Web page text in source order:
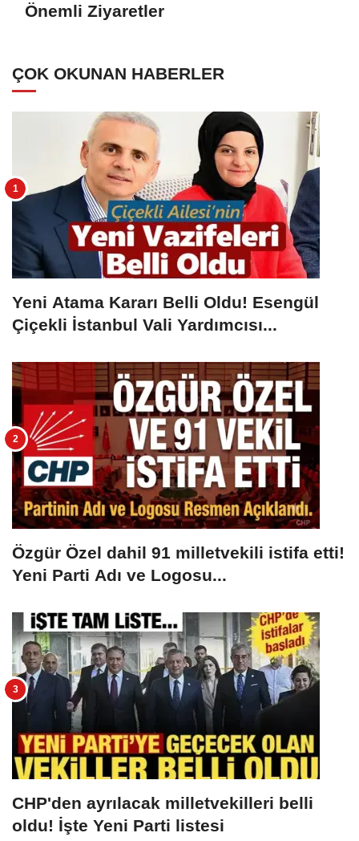
Önemli Ziyaretler
ÇOK OKUNAN HABERLER
Yeni Atama Kararı Belli Oldu! Esengül
Çiçekli İstanbul Vali Yardımcısı...
Özgür Özel dahil 91 milletvekili istifa etti!
Yeni Parti Adı ve Logosu...
CHP'den ayrılacak milletvekilleri belli
oldu! İşte Yeni Parti listesi